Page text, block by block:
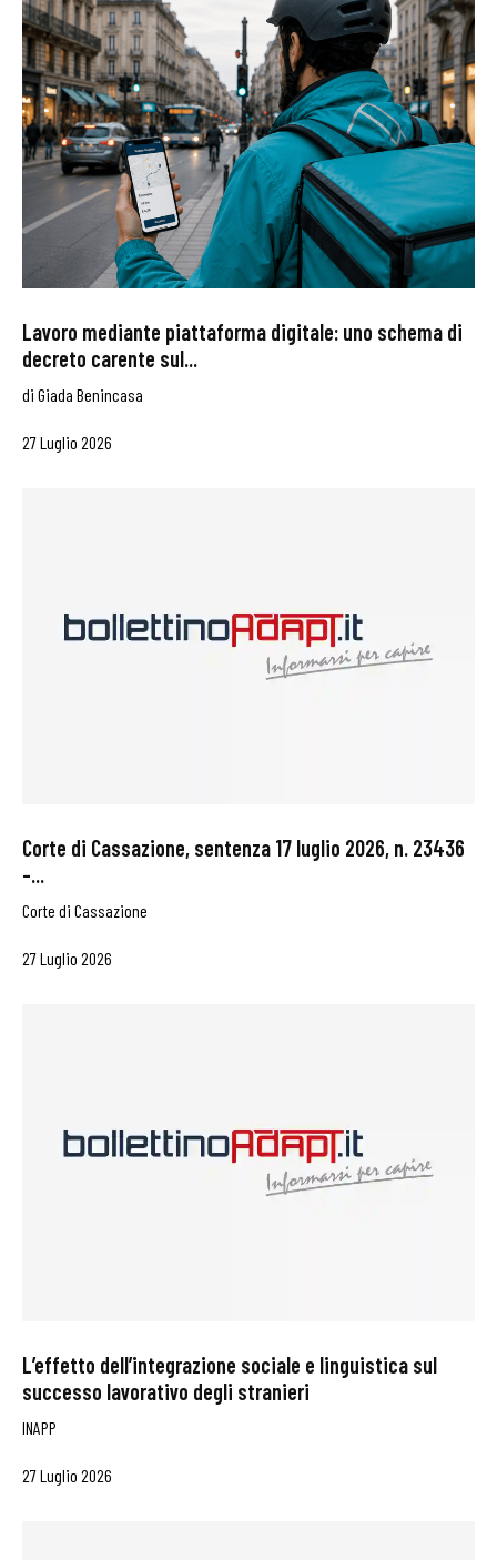
Lavoro mediante piattaforma digitale: uno schema di
decreto carente sul...
di Giada Benincasa
27 Luglio 2026
Corte di Cassazione, sentenza 17 luglio 2026, n. 23436
–...
Corte di Cassazione
27 Luglio 2026
L’effetto dell’integrazione sociale e linguistica sul
successo lavorativo degli stranieri
INAPP
27 Luglio 2026